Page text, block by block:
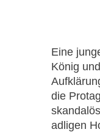
Eine
König
die
adligen